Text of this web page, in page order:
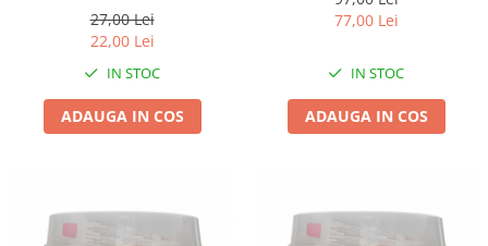
27,00 Lei
22,00 Lei
IN STOC
ADAUGA IN COS
77,00 Lei
IN STOC
ADAUGA IN COS